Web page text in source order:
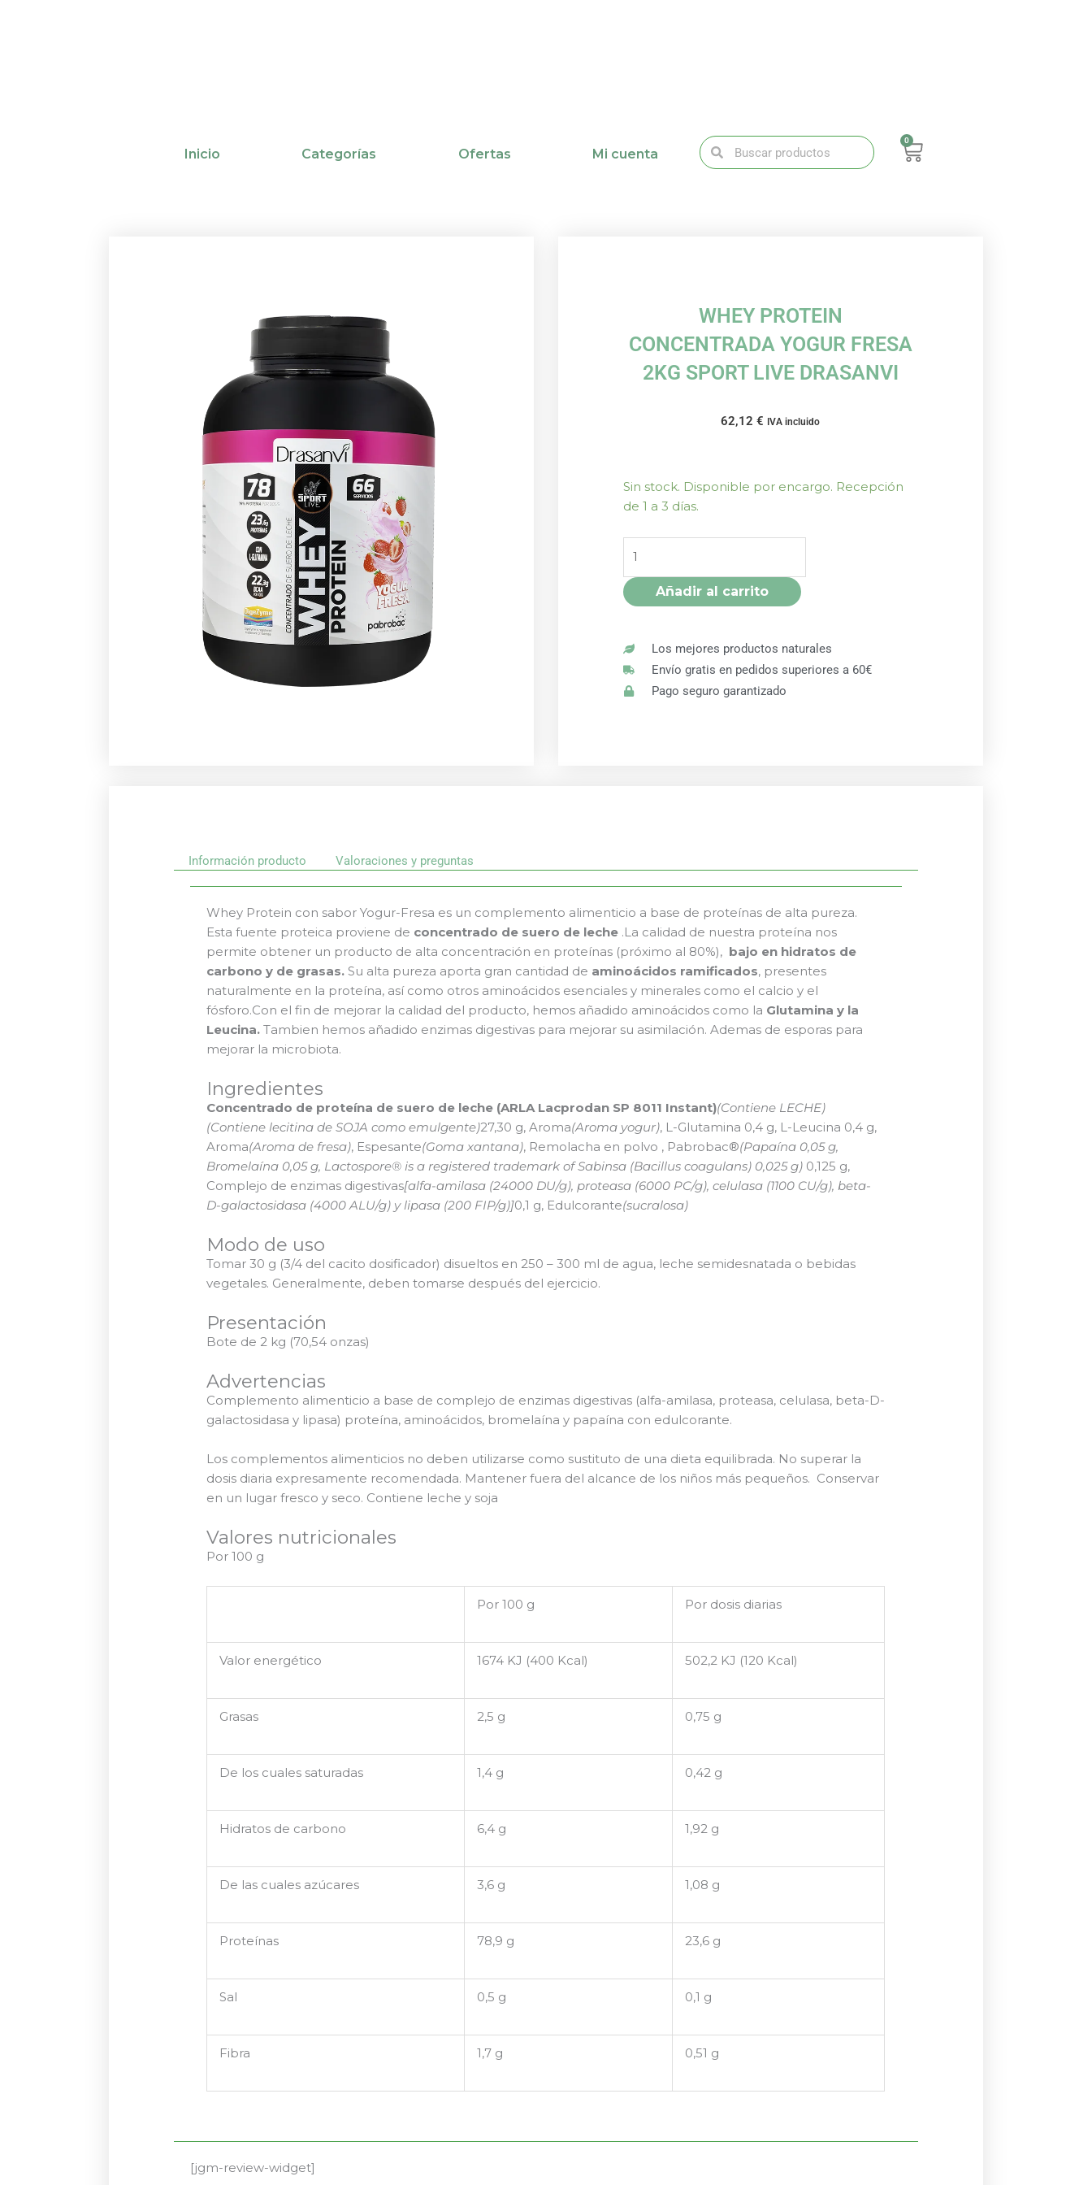
Inicio Categorías Ofertas Mi cuenta
BuscarBuscar 0
Carrito
WHEY PROTEIN
CONCENTRADA YOGUR FRESA
2KG SPORT LIVE DRASANVI
62,12€ IVA incluido
Sin stock. Disponible por encargo. Recepción
de 1 a 3 días.
WHEY
PROTEIN
FRESA
2KG
SPORT
DRASANVI
cantidad
Añadir al carrito
Los mejores productos naturales
Envío gratis en pedidos superiores a 60€
Pago seguro garantizado
Información producto Valoraciones y preguntas
Whey Protein con sabor Yogur-Fresa es un complemento alimenticio a base de proteínas de alta pureza.
Esta fuente proteica proviene de concentrado de suero de leche .La calidad de nuestra proteína nos
permite obtener un producto de alta concentración en proteínas (próximo al 80%), bajo en hidratos de
carbono y de grasas.Su alta pureza aporta gran cantidad de aminoácidos ramificados, presentes
naturalmente en la proteína, así como otros aminoácidos esenciales y minerales como el calcio y el
fósforo.Con el fin de mejorar la calidad del producto, hemos añadido aminoácidos como la Glutamina y la
Leucina.Tambien hemos añadido enzimas digestivas para mejorar su asimilación. Ademas de esporas para
mejorar la microbiota.
Ingredientes
Concentrado de proteína de suero de leche (ARLA Lacprodan SP 8011 Instant)(Contiene LECHE)
(Contiene lecitina de SOJA como emulgente)27,30 g, Aroma(Aroma yogur), L-Glutamina 0,4 g, L-Leucina 0,4 g,
Aroma(Aroma de fresa), Espesante(Goma xantana), Remolacha en polvo , Pabrobac®(Papaína 0,05 g,
Bromelaína 0,05 g, Lactospore® is a registered trademark of Sabinsa (Bacillus coagulans) 0,025 g) 0,125 g,
Complejo de enzimas digestivas[alfa-amilasa (24000 DU/g), proteasa (6000 PC/g), celulasa (1100 CU/g), beta-
D-galactosidasa (4000 ALU/g) y lipasa (200 FIP/g)]0,1 g, Edulcorante(sucralosa)
Modo de uso
Tomar 30 g (3/4 del cacito dosificador) disueltos en 250 – 300 ml de agua, leche semidesnatada o bebidas
vegetales. Generalmente, deben tomarse después del ejercicio.
Presentación
Bote de 2 kg (70,54 onzas)
Advertencias
Complemento alimenticio a base de complejo de enzimas digestivas (alfa-amilasa, proteasa, celulasa, beta-D-
galactosidasa y lipasa) proteína, aminoácidos, bromelaína y papaína con edulcorante.
Los complementos alimenticios no deben utilizarse como sustituto de una dieta equilibrada. No superar la
dosis diaria expresamente recomendada. Mantener fuera del alcance de los niños más pequeños. Conservar
en un lugar fresco y seco. Contiene leche y soja
Valores nutricionales
Por 100 g
Por 100 g Por dosis diarias
Valor energético 1674 KJ (400 Kcal) 502,2 KJ (120 Kcal)
Grasas 2,5 g 0,75 g
De los cuales saturadas 1,4 g 0,42 g
Hidratos de carbono 6,4 g 1,92 g
De las cuales azúcares 3,6 g 1,08 g
Proteínas 78,9 g 23,6 g
Sal 0,5 g 0,1 g
Fibra 1,7 g 0,51 g
[jgm-review-widget]